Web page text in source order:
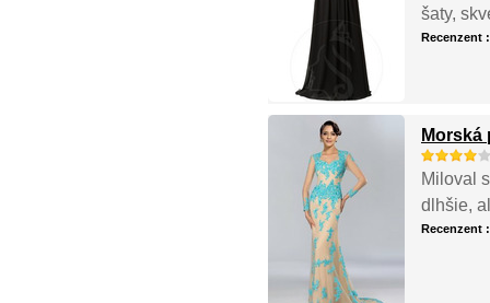
šaty,
Recenzent
Morská
Miloval
dlhšie,
Recenzent